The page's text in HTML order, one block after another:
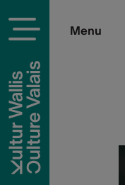
Menu